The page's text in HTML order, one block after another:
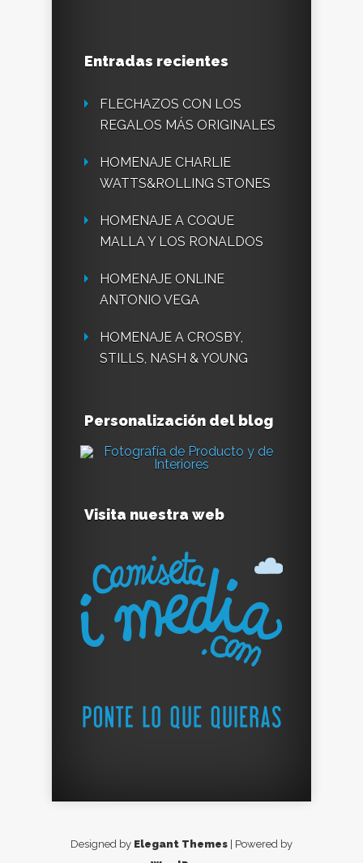
Entradas recientes
FLECHAZOS CON LOS
REGALOS MÁS ORIGINALES
HOMENAJE CHARLIE
WATTS&ROLLING STONES
HOMENAJE A COQUE
MALLA Y LOS RONALDOS
HOMENAJE ONLINE
ANTONIO VEGA
HOMENAJE A CROSBY,
STILLS, NASH & YOUNG
Personalización del blog
Visita nuestra web
Designed by Elegant Themes | Powered by